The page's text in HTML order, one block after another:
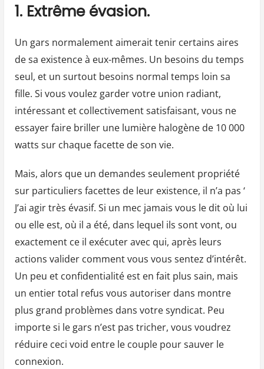
1. Extrême évasion.
Un gars normalement aimerait tenir certains aires
de sa existence à eux-mêmes. Un besoins du temps
seul, et un surtout besoins normal temps loin sa
fille. Si vous voulez garder votre union radiant,
intéressant et collectivement satisfaisant, vous ne
essayer faire briller une lumière halogène de 10 000
watts sur chaque facette de son vie.
Mais, alors que un demandes seulement propriété
sur particuliers facettes de leur existence, il n’a pas ‘
J’ai agir très évasif. Si un mec jamais vous le dit où lui
ou elle est, où il a été, dans lequel ils sont vont, ou
exactement ce il exécuter avec qui, après leurs
actions valider comment vous vous sentez d’intérêt.
Un peu et confidentialité est en fait plus sain, mais
un entier total refus vous autoriser dans montre
plus grand problèmes dans votre syndicat. Peu
importe si le gars n’est pas tricher, vous voudrez
réduire ceci void entre le couple pour sauver le
connexion.